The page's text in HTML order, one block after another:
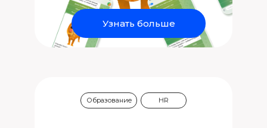
Узнать больше
Образование HR